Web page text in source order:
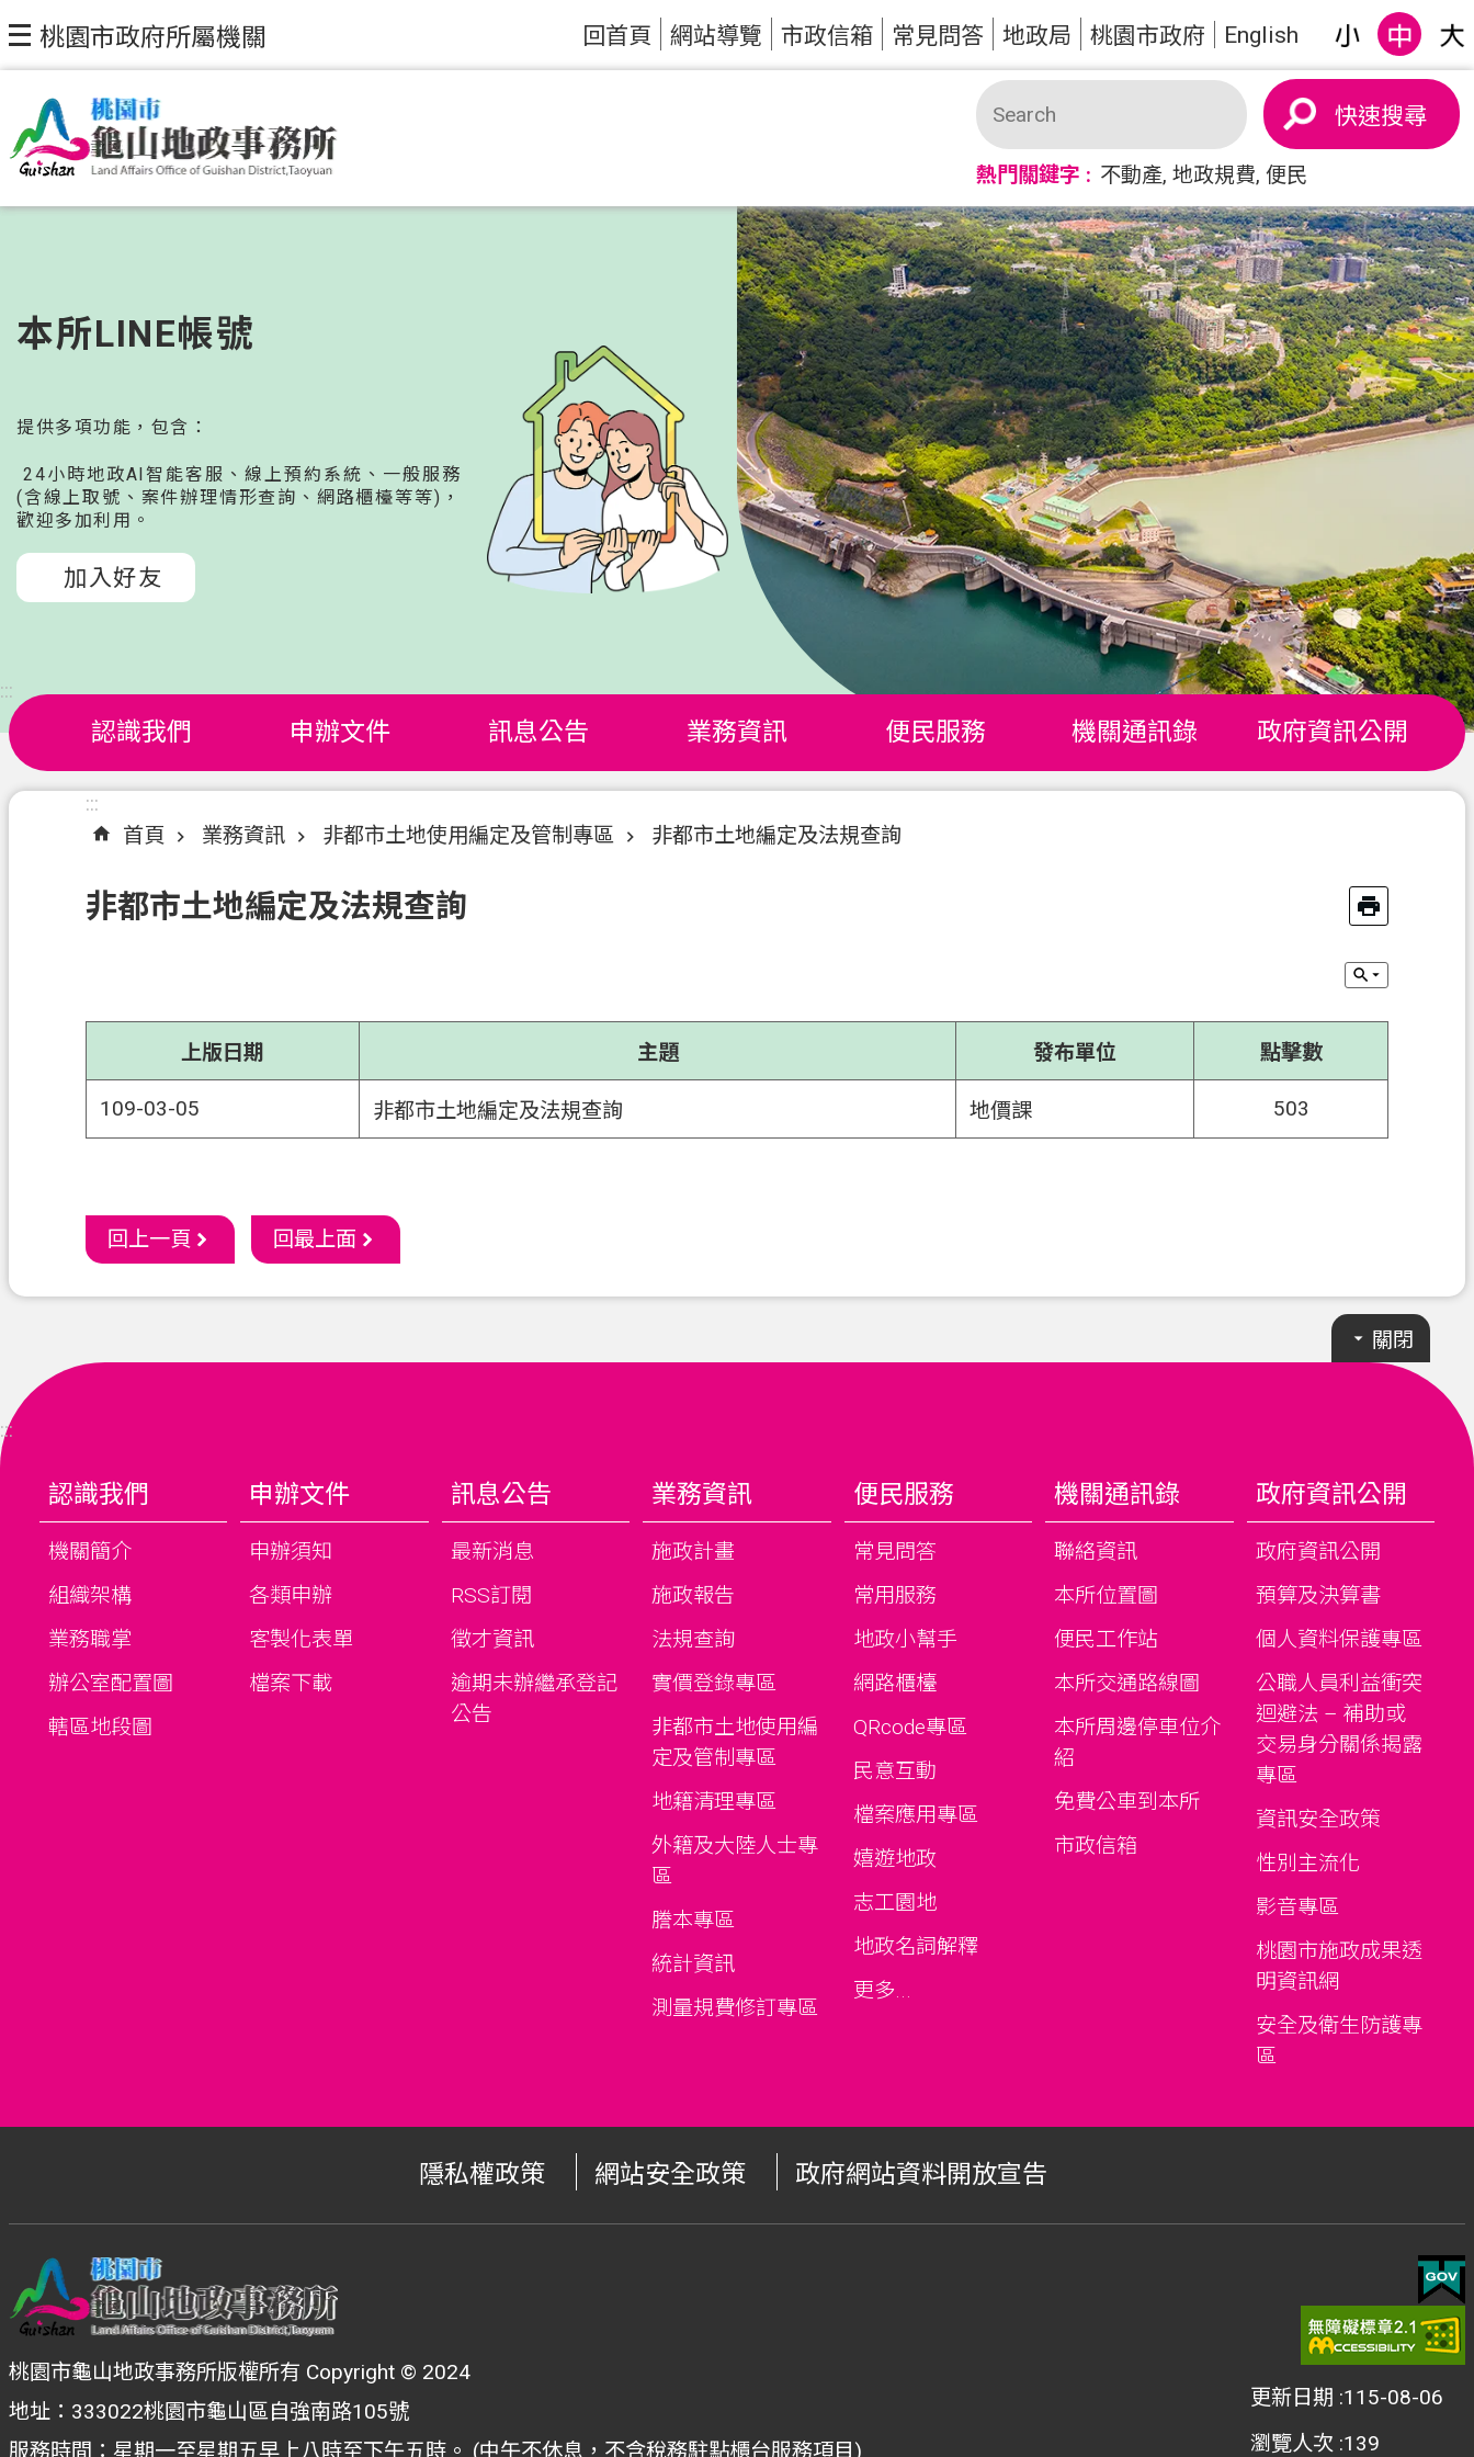
桃園市政府所屬機關 回首頁 網站導覽 市政信箱 常見問答 地政局 桃園市政府 English
搜尋
熱門關鍵字 不動產 地政規費 便民
本所LINE帳號
提供多項功能，包含：
24小時地政AI智能客服、線上預約系統、一般服務
(含線上取號、案件辦理情形查詢、網路櫃檯等等)，
歡迎多加利用。
加入好友
:::
認識我們 申辦文件 訊息公告 業務資訊 便民服務 機關通訊錄 政府資訊公開
:::
首頁
業務資訊 非都市土地使用編定及管制專區 非都市土地編定及法規查詢
非都市土地編定及法規查詢
上版日期 主題 發布單位 點擊數
109-03-05 非都市土地編定及法規查詢 地價課 503
回上一頁 回最上面
關閉
:::
認識我們
機關簡介
組織架構
業務職掌
辦公室配置圖
轄區地段圖
申辦文件
申辦須知
各類申辦
客製化表單
檔案下載
訊息公告
最新消息
RSS訂閱
徵才資訊
逾期未辦繼承登記
公告
業務資訊
施政計畫
施政報告
法規查詢
實價登錄專區
非都市土地使用編
定及管制專區
地籍清理專區
外籍及大陸人士專
區
謄本專區
統計資訊
測量規費修訂專區
便民服務
常見問答
常用服務
地政小幫手
網路櫃檯
QRcode專區
民意互動
檔案應用專區
嬉遊地政
志工園地
地政名詞解釋
更多...
機關通訊錄
聯絡資訊
本所位置圖
便民工作站
本所交通路線圖
本所周邊停車位介
紹
免費公車到本所
市政信箱
政府資訊公開
政府資訊公開
預算及決算書
個人資料保護專區
公職人員利益衝突
迴避法 – 補助或
交易身分關係揭露
專區
資訊安全政策
性別主流化
影音專區
桃園市施政成果透
明資訊網
安全及衛生防護專
區
隱私權政策 網站安全政策 政府網站資料開放宣告
桃園市龜山地政事務所版權所有 Copyright © 2024
地址：333022桃園市龜山區自強南路105號
服務時間：星期一至星期五早上八時至下午五時。 (中午不休息，不含稅務駐點櫃台服務項目)
更新日期 115-08-06
瀏覽人次 139